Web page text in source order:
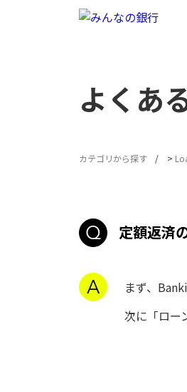
よくあ
カテゴリから探す >
定額返済
まず、
次に「ロー